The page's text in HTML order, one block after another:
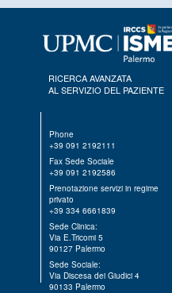
RICERCA AVANZATA
AL SERVIZIO DEL PAZIENTE
Phone
+39 091 2192111
Fax Sede Sociale
+39 091 2192586
Prenotazione servizi in regime
privato
+39 334 6661839
Sede Clinica:
Via E.Tricomi 5
90127 Palermo
Sede Sociale:
Via Discesa dei Giudici 4
90133 Palermo